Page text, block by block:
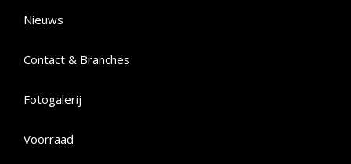
Nieuws
Contact & Branches
Fotogalerij
Voorraad